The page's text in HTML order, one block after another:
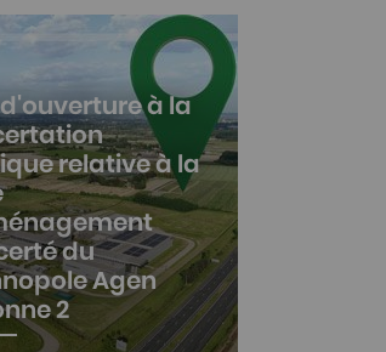
à la
relative à la
du
Agen
2